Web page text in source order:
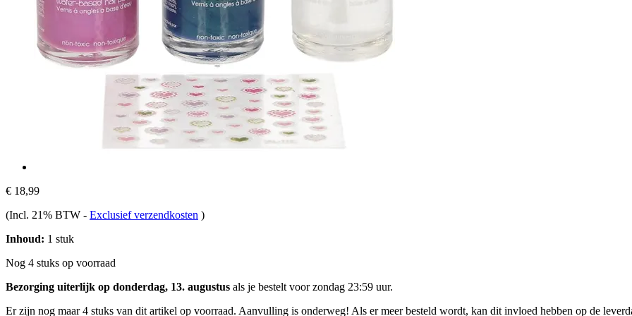
€ 18,99
(Incl. 21% BTW - Exclusief verzendkosten )
Inhoud: 1 stuk
Nog 4 stuks op voorraad
Bezorging uiterlijk op donderdag, 13. augustus als je bestelt voorzondag 23:59 uur.
Er zijn nog maar 4 stuks van dit artikel op voorraad. Aanvulling is onderweg! Als er meer besteld wordt, kan dit invloed hebben op de